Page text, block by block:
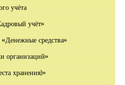
учёта
учёт»
средства»
организаций»
хранения)»